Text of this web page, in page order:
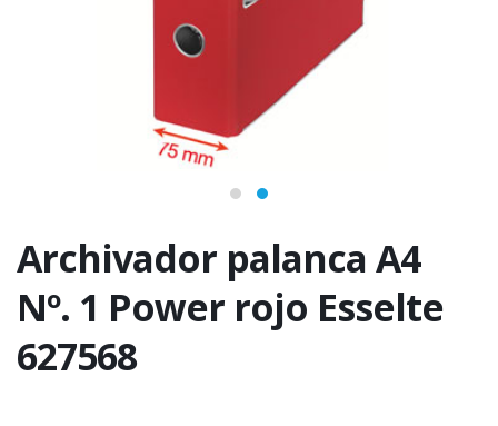
Archivador palanca A4
Nº. 1 Power rojo Esselte
627568